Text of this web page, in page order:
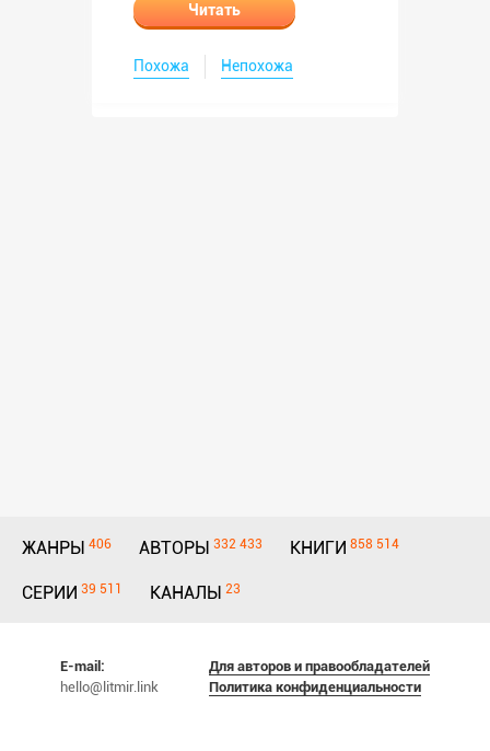
Читать
Похожа Непохожа
ЖАНРЫ 406 АВТОРЫ 332 433 КНИГИ 858 514
СЕРИИ 39 511 КАНАЛЫ 23
E-mail:
hello@litmir.link
Для авторов и правообладателей
Политика конфиденциальности